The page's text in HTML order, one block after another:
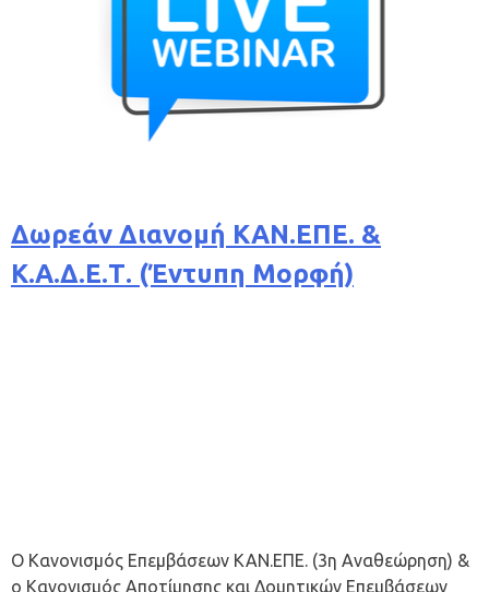
Δωρεάν Διανομή ΚΑΝ.ΕΠΕ. &
Κ.Α.Δ.Ε.Τ. (Έντυπη Μορφή)
O Κανονισμός Επεμβάσεων ΚΑΝ.ΕΠΕ. (3η Αναθεώρηση) &
ο Κανονισμός Αποτίμησης και Δομητικών Επεμβάσεων